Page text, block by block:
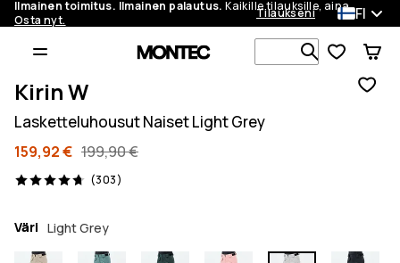
Ilmainen toimitus. Ilmainen palautus. Kaikille tilauksille, aina.
Osta nyt.
Tilaukseni FI
Etsi 1 000+
Kirin W
Lasketteluhousut Naiset Light Grey
159,92 € 199,90 €
(303)
303 arvostelut, 4.7/5
Väri Light Grey